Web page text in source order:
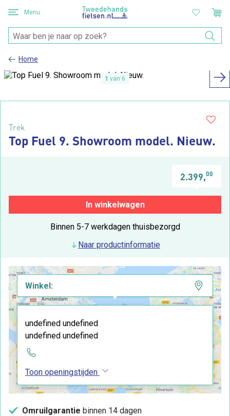
Menu
Home
1 van 6
Trek
Top Fuel 9. Showroom model. Nieuw.
2.399,00
In winkelwagen
Binnen 5-7 werkdagen thuisbezorgd
Naar productinformatie
Winkel:
undefined undefined
undefined undefined
Toon openingstijden
Omruilgarantie binnen 14 dagen